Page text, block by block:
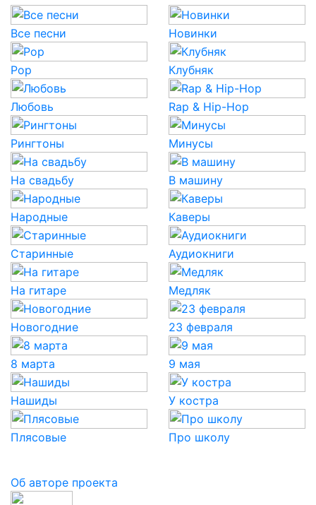
Все песни Новинки
Pop Клубняк
Любовь Rap & Hip-Hop
Рингтоны Минусы
На свадьбу В машину
Народные Каверы
Старинные Аудиокниги
На гитаре Медляк
Новогодние 23 февраля
8 марта 9 мая
Нашиды У костра
Плясовые Про школу
Об авторе проекта